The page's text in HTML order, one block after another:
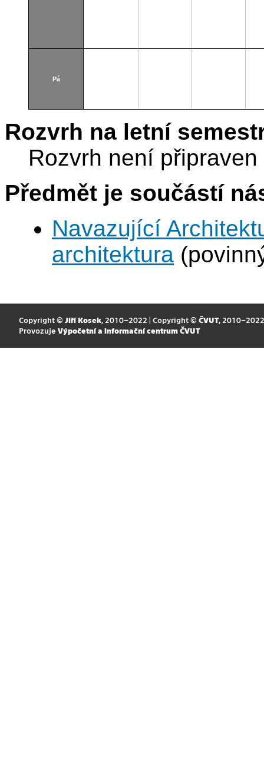
Pá
Rozvrh na letní
Rozvrh není připraven
Předmět je součástí
Navazující
architektura
Copyright © Jiří Kosek, 2010–2022 | Copyright © ČVUT, 2010–2022
Provozuje Výpočetní a informační centrum ČVUT